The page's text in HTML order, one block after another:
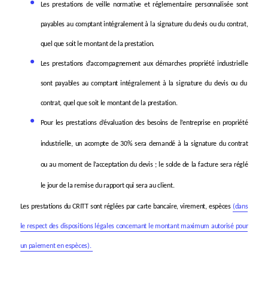
Les prestations de veille normative et réglementaire personnaliséesont
payables au comptant intégralement à la signature du devis ou du contrat,
quel que soit le montant de la prestation.
Les prestations d’accompagnement aux démarches propriété industrielle
sont payables aucomptant intégralement à la signature du devis ou du
contrat, quel que soit le montant de la prestation.
Pour les prestations d’évaluation des besoins de l’entreprise en propriété
industrielle, un acompte de 30% sera demandé à la signature du contrat
ou au moment de l’acceptation du devis ; le solde de la facture sera réglé
le jour de la remise du rapport qui sera au client.
Les prestations du CRITT sont réglées par carte bancaire, virement, espèces (dans
le respect des dispositions légales concernant le montant maximum autorisé pour
un paiement en espèces).